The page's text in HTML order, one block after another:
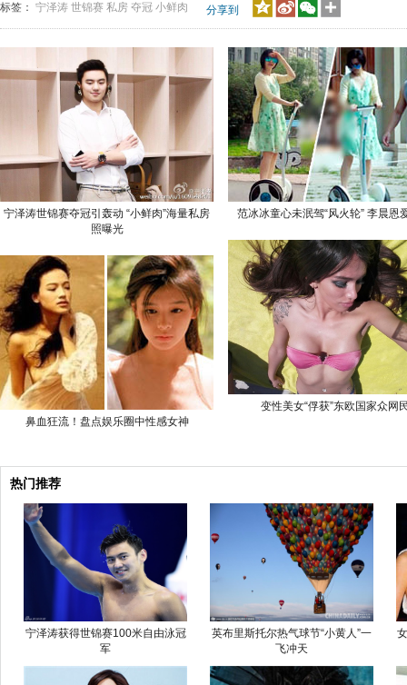
标签： 宁泽涛 世锦赛 私房 夺冠 小鲜肉 分享到
宁泽涛世锦赛夺冠引轰动 “小鲜肉”海量私房
照曝光
鼻血狂流！盘点娱乐圈中性感女神
范冰冰童心未泯驾“风火轮” 李晨恩
变性美女“俘获”东欧国家众网
热门推荐
宁泽涛获得世锦赛100米自由泳冠
军
英布里斯托尔热气球节“小黄人”一
飞冲天